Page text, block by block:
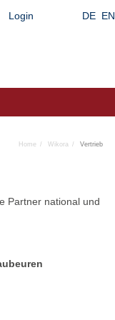
DE EN
Login
Home Wikora Vertrieb
Partner national und